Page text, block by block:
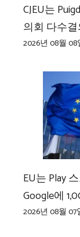
CJEU는
의회 다수
2026년 08월 08
EU는 Play
Google에
2026년 08월 07